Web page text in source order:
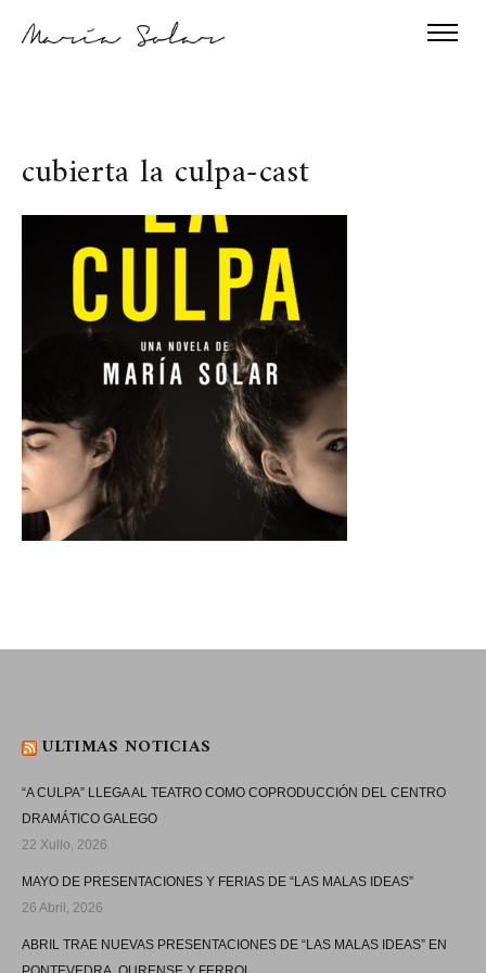
cubierta la culpa-cast
ULTIMAS NOTICIAS
“A CULPA” LLEGA AL TEATRO COMO COPRODUCCIÓN DEL CENTRO
DRAMÁTICO GALEGO
22 Xullo, 2026
MAYO DE PRESENTACIONES Y FERIAS DE “LAS MALAS IDEAS”
26 Abril, 2026
ABRIL TRAE NUEVAS PRESENTACIONES DE “LAS MALAS IDEAS” EN